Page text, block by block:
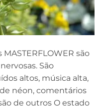
MASTERFLOWER são
São
altos, música alta,
néon, comentários
de outros O estado